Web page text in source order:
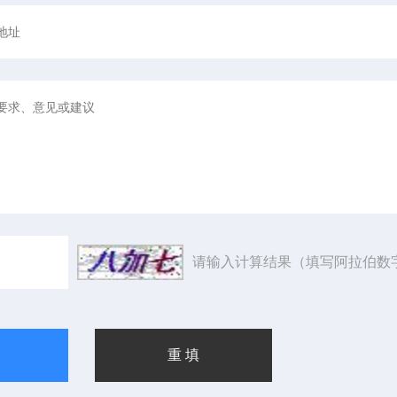
请输入计算结果（填写阿拉伯数